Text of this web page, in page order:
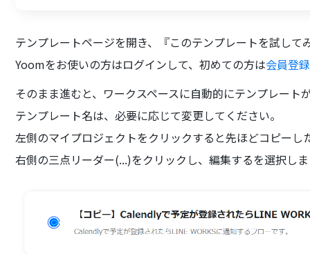
テンプレートページを開き、『このテンプレートを試して
Yoomをお使いの方はログインして、初めての方は会員登録
そのまま進むと、ワークスペースに自動的にテンプレート
テンプレート名は、必要に応じて変更してください。
左側のマイプロジェクトをクリックすると先ほどコピーし
右側の三点リーダー(...)をクリックし、編集するを選択し